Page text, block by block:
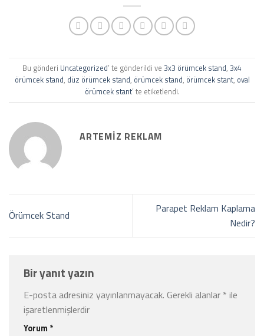
Bu gönderi Uncategorized’ te gönderildi ve 3x3 örümcek stand, 3x4
örümcek stand, düz örümcek stand, örümcek stand, örümcek stant, oval
örümcek stant’ te etiketlendi.
ARTEMIZ REKLAM
Örümcek Stand
Parapet Reklam Kaplama
Nedir?
Bir yanıt yazın
E-posta adresiniz yayınlanmayacak. Gerekli alanlar * ile
işaretlenmişlerdir
Yorum *